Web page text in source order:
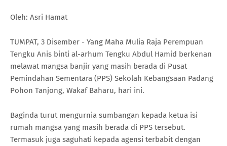
Oleh: Asri Hamat
TUMPAT, 3 Disember - Yang Maha Mulia Raja Perempuan
Tengku Anis binti al-arhum Tengku Abdul Hamid berkenan
melawat mangsa banjir yang masih berada di Pusat
Pemindahan Sementara (PPS) Sekolah Kebangsaan Padang
Pohon Tanjong, Wakaf Baharu, hari ini.
Baginda turut mengurnia sumbangan kepada ketua isi
rumah mangsa yang masih berada di PPS tersebut.
Termasuk juga saguhati kepada agensi terbabit dengan